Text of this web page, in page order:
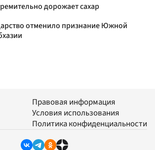
дорожает сахар
отменило признание Южной
Правовая информация
Условия использования
Политика конфиденциальности